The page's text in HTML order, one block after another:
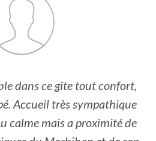
dans ce gite tout confort,
Accueil très sympathique
calme mais a proximité de